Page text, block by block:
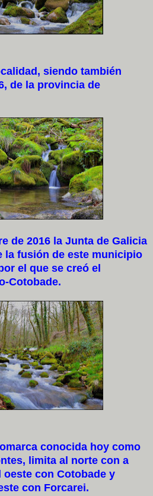
siendo también
de la provincia de
de 2016 la Junta de Galicia
la fusión de este municipio
el que se creó el
Cotobade.
conocida hoy como
limita al norte con a
oeste con Cotobade y
con Forcarei.